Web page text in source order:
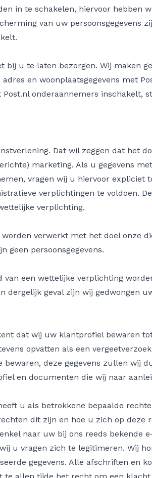
in te schakelen, hiervoor hebben
van uw persoonsgegevens
u te laten bezorgen. Wij maken
en woonplaatsgegevens met
onderaannemers inschakelt,
Dat wil zeggen dat het
marketing. Als u gegevens
vragen wij u hiervoor expliciet
verplichtingen te voldoen.
verplichting.
verwerkt met het doel onze
geen persoonsgegevens.
een wettelijke verplichting
dergelijk geval zijn wij gedwongen
dat wij uw klantprofiel bewaren
opvatten als een
deze gegevens zullen wij
en documenten die wij naar
u als betrokkene bepaalde
dit zijn en hoe u zich op
naar uw bij ons reeds bekende
u vragen zich te legitimeren. Wij
gegevens. Alle afschriften en
allen tijde het recht om een